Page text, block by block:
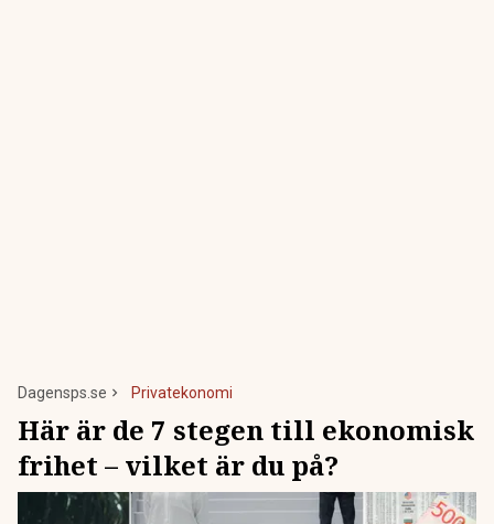
Dagensps.se Privatekonomi
Här är de 7 stegen till ekonomisk
frihet – vilket är du på?